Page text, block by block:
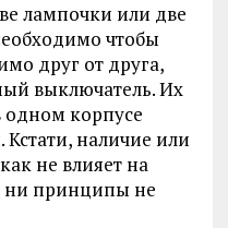
лампочки или две
чтобы
друг от друга,
выключатель. Их
одном корпусе
наличие или
не влияет на
ни принципы не